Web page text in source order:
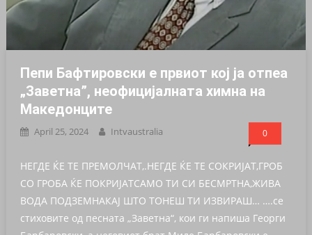
Пепи Бафтировски е првиот кој ја отпеа
„Заветна”, неофицијалната химна на
Македонците
April 25, 2024 Intvaustralia 0
НЕГДЕ ЌЕ ТЕ ПРЕМОЛЧАТ,.НЕГДЕ ЌЕ ТЕ СОКРИЈАТ,ГРОБ
СО ГРОБА ЌЕ ПОКРИЈАТСАМО ТИ СИ БЕСМРТНА,ЖИВА
ВОДА ПОДЗЕМНАКАЈ ШТО ТОНЕШ ТИ ИЗВИРАШ… ….се
стиховите од песната „Заветна“, кои ги напиша Георги